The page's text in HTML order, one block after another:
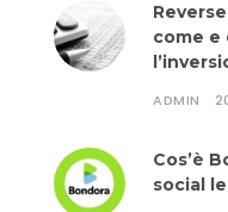
come e
ADMIN
Cos’è
social